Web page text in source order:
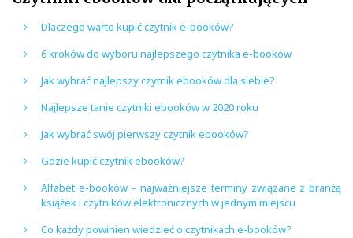
Dlaczego warto kupić czytnik e-booków?
6 kroków do wyboru najlepszego czytnika e-booków
Jak wybrać najlepszy czytnik ebooków dla siebie?
Najlepsze tanie czytniki ebooków w 2020 roku
Jak wybrać swój pierwszy czytnik ebooków?
Gdzie kupić czytnik ebooków?
Alfabet e-booków – najważniejsze terminy związane z branżą
książek i czytników elektronicznych w jednym miejscu
Co każdy powinien wiedzieć o czytnikach e-booków?